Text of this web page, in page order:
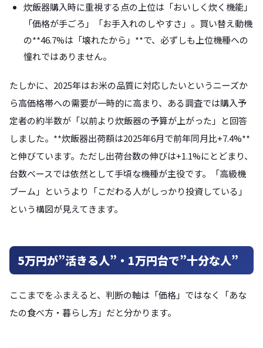
炊飯器購入時に重視する点の上位は「おいしく炊く機能」
「価格が手ごろ」「お手入れのしやすさ」。買い替え動機
の**46.7%は「壊れたから」**で、必ずしも上位機種への
憧れではありません。
たしかに、2025年はお米の品質に対応したいというニーズか
ら高価格帯への需要が一時的に高まり、ある調査では購入予
定者の約半数が「以前より炊飯器の予算が上がった」と回答
しました。**炊飯器出荷額は2025年6月で前年同月比+7.4%**
と伸びています。ただし出荷台数の伸びは+1.1%にとどまり、
台数ベースでは依然として手頃な機種が主役です。「高級機
ブーム」というより「こだわる人がしっかり投資している」
という構図が見えてきます。
5万円が”活きる人”・1万円台で”十分な人”
ここまでをふまえると、判断の軸は「価格」ではなく「あな
たの食べ方・暮らし方」だと分かります。